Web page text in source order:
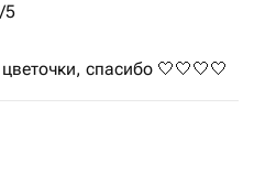
/5
спасибо 🤍🤍🤍🤍